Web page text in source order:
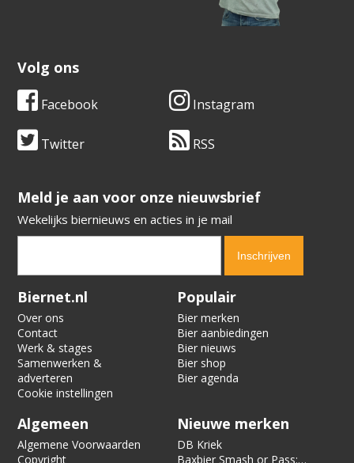
Volg ons
Facebook Instagram
Twitter RSS
​​​​​​​Meld je aan voor onze nieuwsbrief
Wekelijks biernieuws en acties in je mail
Verification code:
Biernet.nl
Over ons
Contact
Werk & stages
Samenwerken &
adverteren
Cookie instellingen
Populair
Bier merken
Bier aanbiedingen
Bier nieuws
Bier shop
Bier agenda
Algemeen
Algemene Voorwaarden
Copyright
Nieuwe merken
DB Kriek
Baxbier Smash or Pass: